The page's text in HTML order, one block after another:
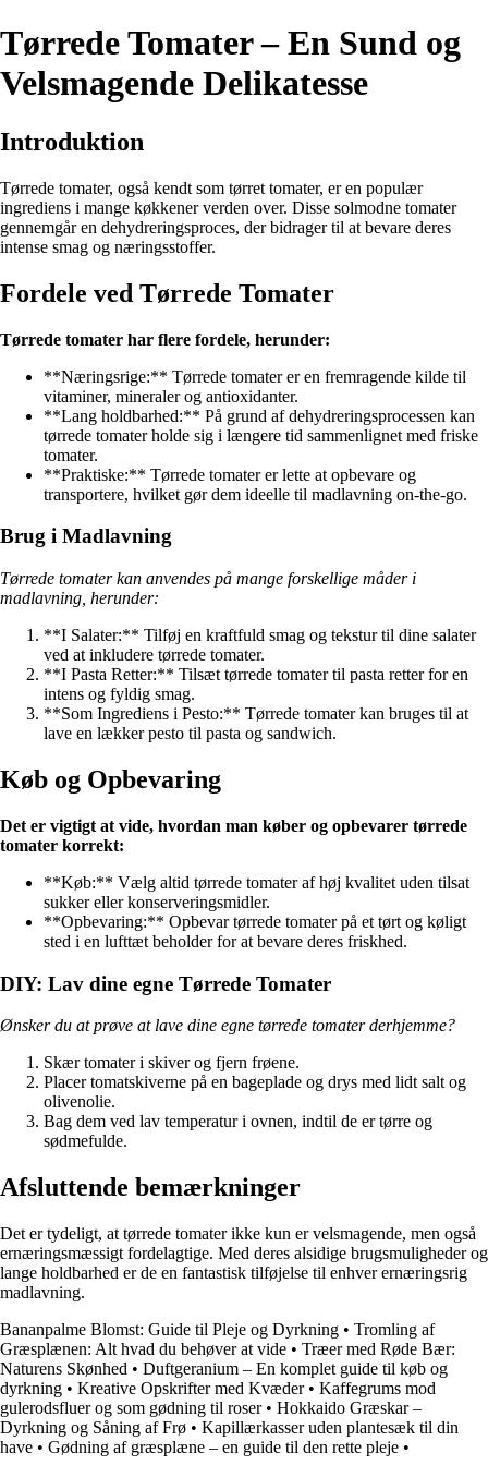
Tørrede Tomater – En Sund og
Velsmagende Delikatesse
Introduktion
Tørrede tomater, også kendt som tørret tomater, er en populær
ingrediens i mange køkkener verden over. Disse solmodne tomater
gennemgår en dehydreringsproces, der bidrager til at bevare deres
intense smag og næringsstoffer.
Fordele ved Tørrede Tomater
Tørrede tomater har flere fordele, herunder:
**Næringsrige:** Tørrede tomater er en fremragende kilde til
vitaminer, mineraler og antioxidanter.
**Lang holdbarhed:** På grund af dehydreringsprocessen kan
tørrede tomater holde sig i længere tid sammenlignet med friske
tomater.
**Praktiske:** Tørrede tomater er lette at opbevare og
transportere, hvilket gør dem ideelle til madlavning on-the-go.
Brug i Madlavning
Tørrede tomater kan anvendes på mange forskellige måder i
madlavning, herunder:
**I Salater:** Tilføj en kraftfuld smag og tekstur til dine salater
ved at inkludere tørrede tomater.
**I Pasta Retter:** Tilsæt tørrede tomater til pasta retter for en
intens og fyldig smag.
**Som Ingrediens i Pesto:** Tørrede tomater kan bruges til at
lave en lækker pesto til pasta og sandwich.
Køb og Opbevaring
Det er vigtigt at vide, hvordan man køber og opbevarer tørrede
tomater korrekt:
**Køb:** Vælg altid tørrede tomater af høj kvalitet uden tilsat
sukker eller konserveringsmidler.
**Opbevaring:** Opbevar tørrede tomater på et tørt og køligt
sted i en lufttæt beholder for at bevare deres friskhed.
DIY: Lav dine egne Tørrede Tomater
Ønsker du at prøve at lave dine egne tørrede tomater derhjemme?
Skær tomater i skiver og fjern frøene.
Placer tomatskiverne på en bageplade og drys med lidt salt og
olivenolie.
Bag dem ved lav temperatur i ovnen, indtil de er tørre og
sødmefulde.
Afsluttende bemærkninger
Det er tydeligt, at tørrede tomater ikke kun er velsmagende, men også
ernæringsmæssigt fordelagtige. Med deres alsidige brugsmuligheder og
lange holdbarhed er de en fantastisk tilføjelse til enhver ernæringsrig
madlavning.
Bananpalme Blomst: Guide til Pleje og Dyrkning • Tromling af
Græsplænen: Alt hvad du behøver at vide • Træer med Røde Bær:
Naturens Skønhed • Duftgeranium – En komplet guide til køb og
dyrkning • Kreative Opskrifter med Kvæder• Kaffegrums mod
gulerodsfluer og som gødning til roser• Hokkaido Græskar –
Dyrkning og Såning af Frø • Kapillærkasser uden plantesæk til din
have • Gødning af græsplæne – en guide til den rette pleje •